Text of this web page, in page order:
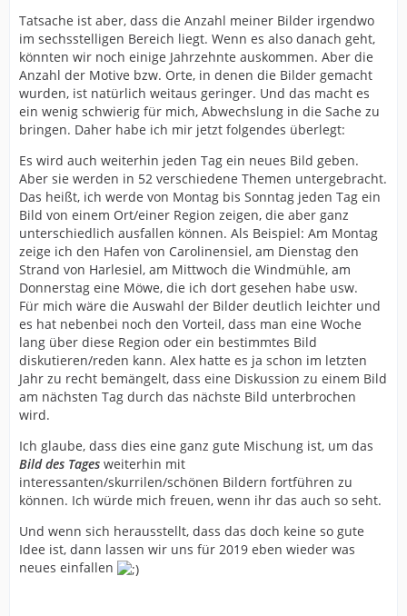
Tatsache ist aber, dass die Anzahl meiner Bilder irgendwo
im sechsstelligen Bereich liegt. Wenn es also danach geht,
könnten wir noch einige Jahrzehnte auskommen. Aber die
Anzahl der Motive bzw. Orte, in denen die Bilder gemacht
wurden, ist natürlich weitaus geringer. Und das macht es
ein wenig schwierig für mich, Abwechslung in die Sache zu
bringen. Daher habe ich mir jetzt folgendes überlegt:
Es wird auch weiterhin jeden Tag ein neues Bild geben.
Aber sie werden in 52 verschiedene Themen untergebracht.
Das heißt, ich werde von Montag bis Sonntag jeden Tag ein
Bild von einem Ort/einer Region zeigen, die aber ganz
unterschiedlich ausfallen können. Als Beispiel: Am Montag
zeige ich den Hafen von Carolinensiel, am Dienstag den
Strand von Harlesiel, am Mittwoch die Windmühle, am
Donnerstag eine Möwe, die ich dort gesehen habe usw.
Für mich wäre die Auswahl der Bilder deutlich leichter und
es hat nebenbei noch den Vorteil, dass man eine Woche
lang über diese Region oder ein bestimmtes Bild
diskutieren/reden kann. Alex hatte es ja schon im letzten
Jahr zu recht bemängelt, dass eine Diskussion zu einem Bild
am nächsten Tag durch das nächste Bild unterbrochen
wird.
Ich glaube, dass dies eine ganz gute Mischung ist, um das
Bild des Tages weiterhin mit
interessanten/skurrilen/schönen Bildern fortführen zu
können. Ich würde mich freuen, wenn ihr das auch so seht.
Und wenn sich herausstellt, dass das doch keine so gute
Idee ist, dann lassen wir uns für 2019 eben wieder was
neues einfallen